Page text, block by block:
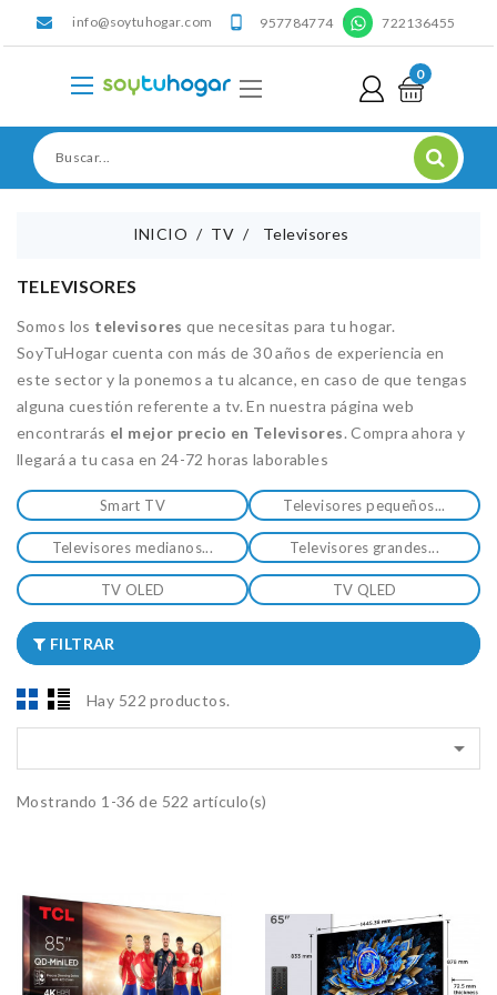
info@soytuhogar.com  957784774 ' 722136455
0
INICIO TV Televisores
TELEVISORES
Somos los televisores que necesitas para tu hogar.
SoyTuHogar cuenta con más de 30 años de experiencia en
este sector y la ponemos a tu alcance, en caso de que tengas
alguna cuestión referente a tv. En nuestra página web
encontrarás el mejor precio en Televisores. Compra ahora y
llegará a tu casa en 24-72 horas laborables
Smart TV Televisores pequeños...
Televisores medianos... Televisores grandes...
TV OLED TV QLED
FILTRAR
Hay 522 productos.

Mostrando 1-36 de 522 artículo(s)